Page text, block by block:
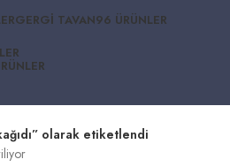
GERGI TAVAN96 ÜRÜNLER
olarak etiketlendi